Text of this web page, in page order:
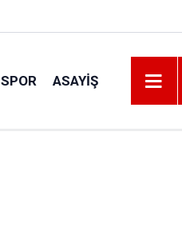
SPOR ASAYIŞ